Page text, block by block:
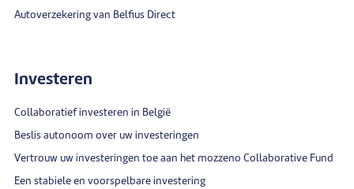
Autoverzekering van Belfius Direct
Investeren
Collaboratief investeren in België
Beslis autonoom over uw investeringen
Vertrouw uw investeringen toe aan het mozzeno Collaborative Fund
Een stabiele en voorspelbare investering